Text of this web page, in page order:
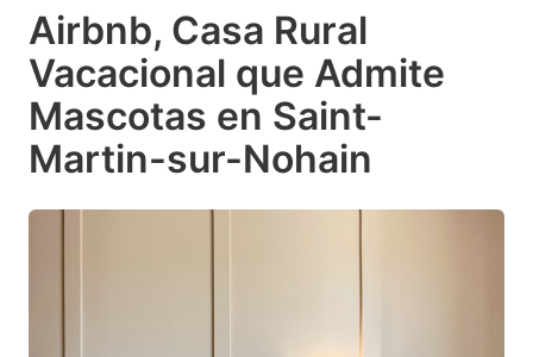
Airbnb, Casa Rural
Vacacional que Admite
Mascotas en Saint-
Martin-sur-Nohain